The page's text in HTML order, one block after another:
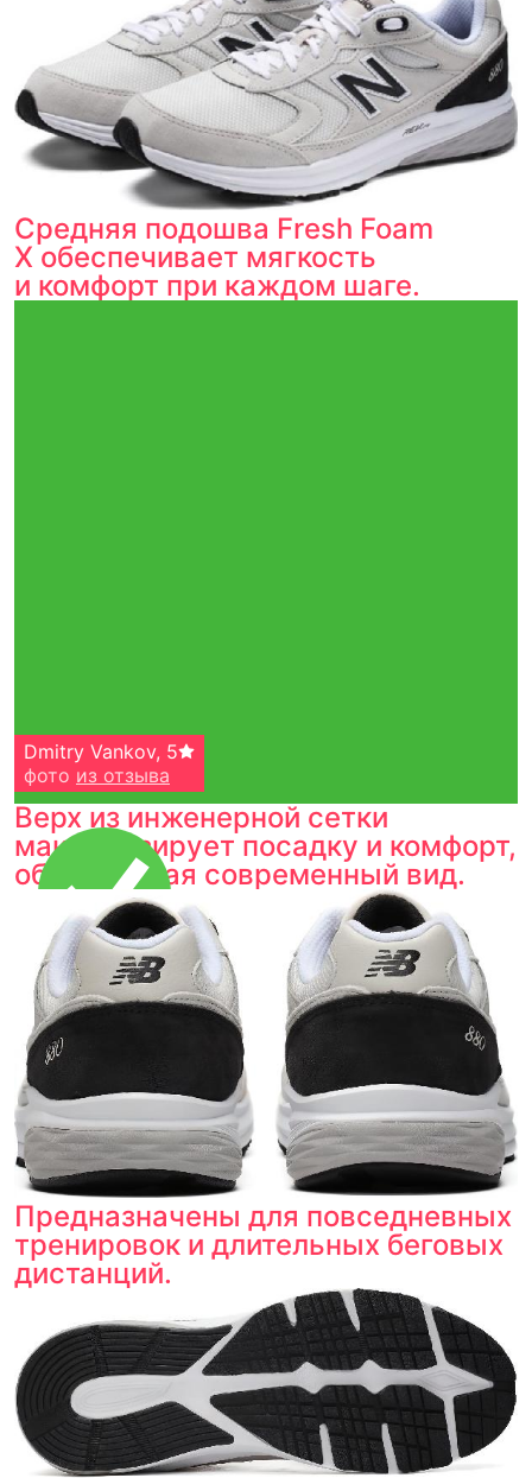
Средняя подошва Fresh Foam
X обеспечивает мягкость
и комфорт при каждом шаге.
Тройная гарантия
оригинальности
Товар сертифицирован и опломбирован.
Проверяем на оригинальность
по 16 параметрам.
Если придёт подделка — вернём деньги
в трёхкратном размере.
Как мы провеяем товары
Dmitry Vankov, 5
фото из отзыва
Верх из инженерной сетки
максимизирует посадку и комфорт,
обеспечивая современный вид.
Предназначены для повседневных
тренировок и длительных беговых
дистанций.